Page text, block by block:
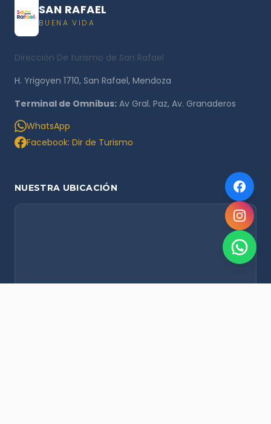
SAN RAFAEL
BUENA VIDA
Dirección De turismo de San Rafael
H. Yrigoyen 1710, San Rafael, Mendoza
Terminal de Omnibus: Av Gral. Paz, Av. Granaderos
WhatsApp
Facebook: Dir de Turismo
NUESTRA UBICACIÓN